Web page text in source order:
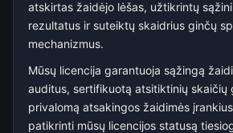
atskirtas žaidėjo lėšas, užtikrintų
rezultatus ir suteiktų skaidrius ginčų
mechanizmus.
Mūsų licencija garantuoja sąžingą
auditus, sertifikuotą atsitiktinių skaičių
privalomą atsakingos žaidimės
patikrinti mūsų licencijos statusą